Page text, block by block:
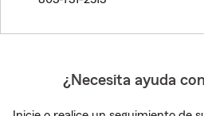
¿Necesita ayuda